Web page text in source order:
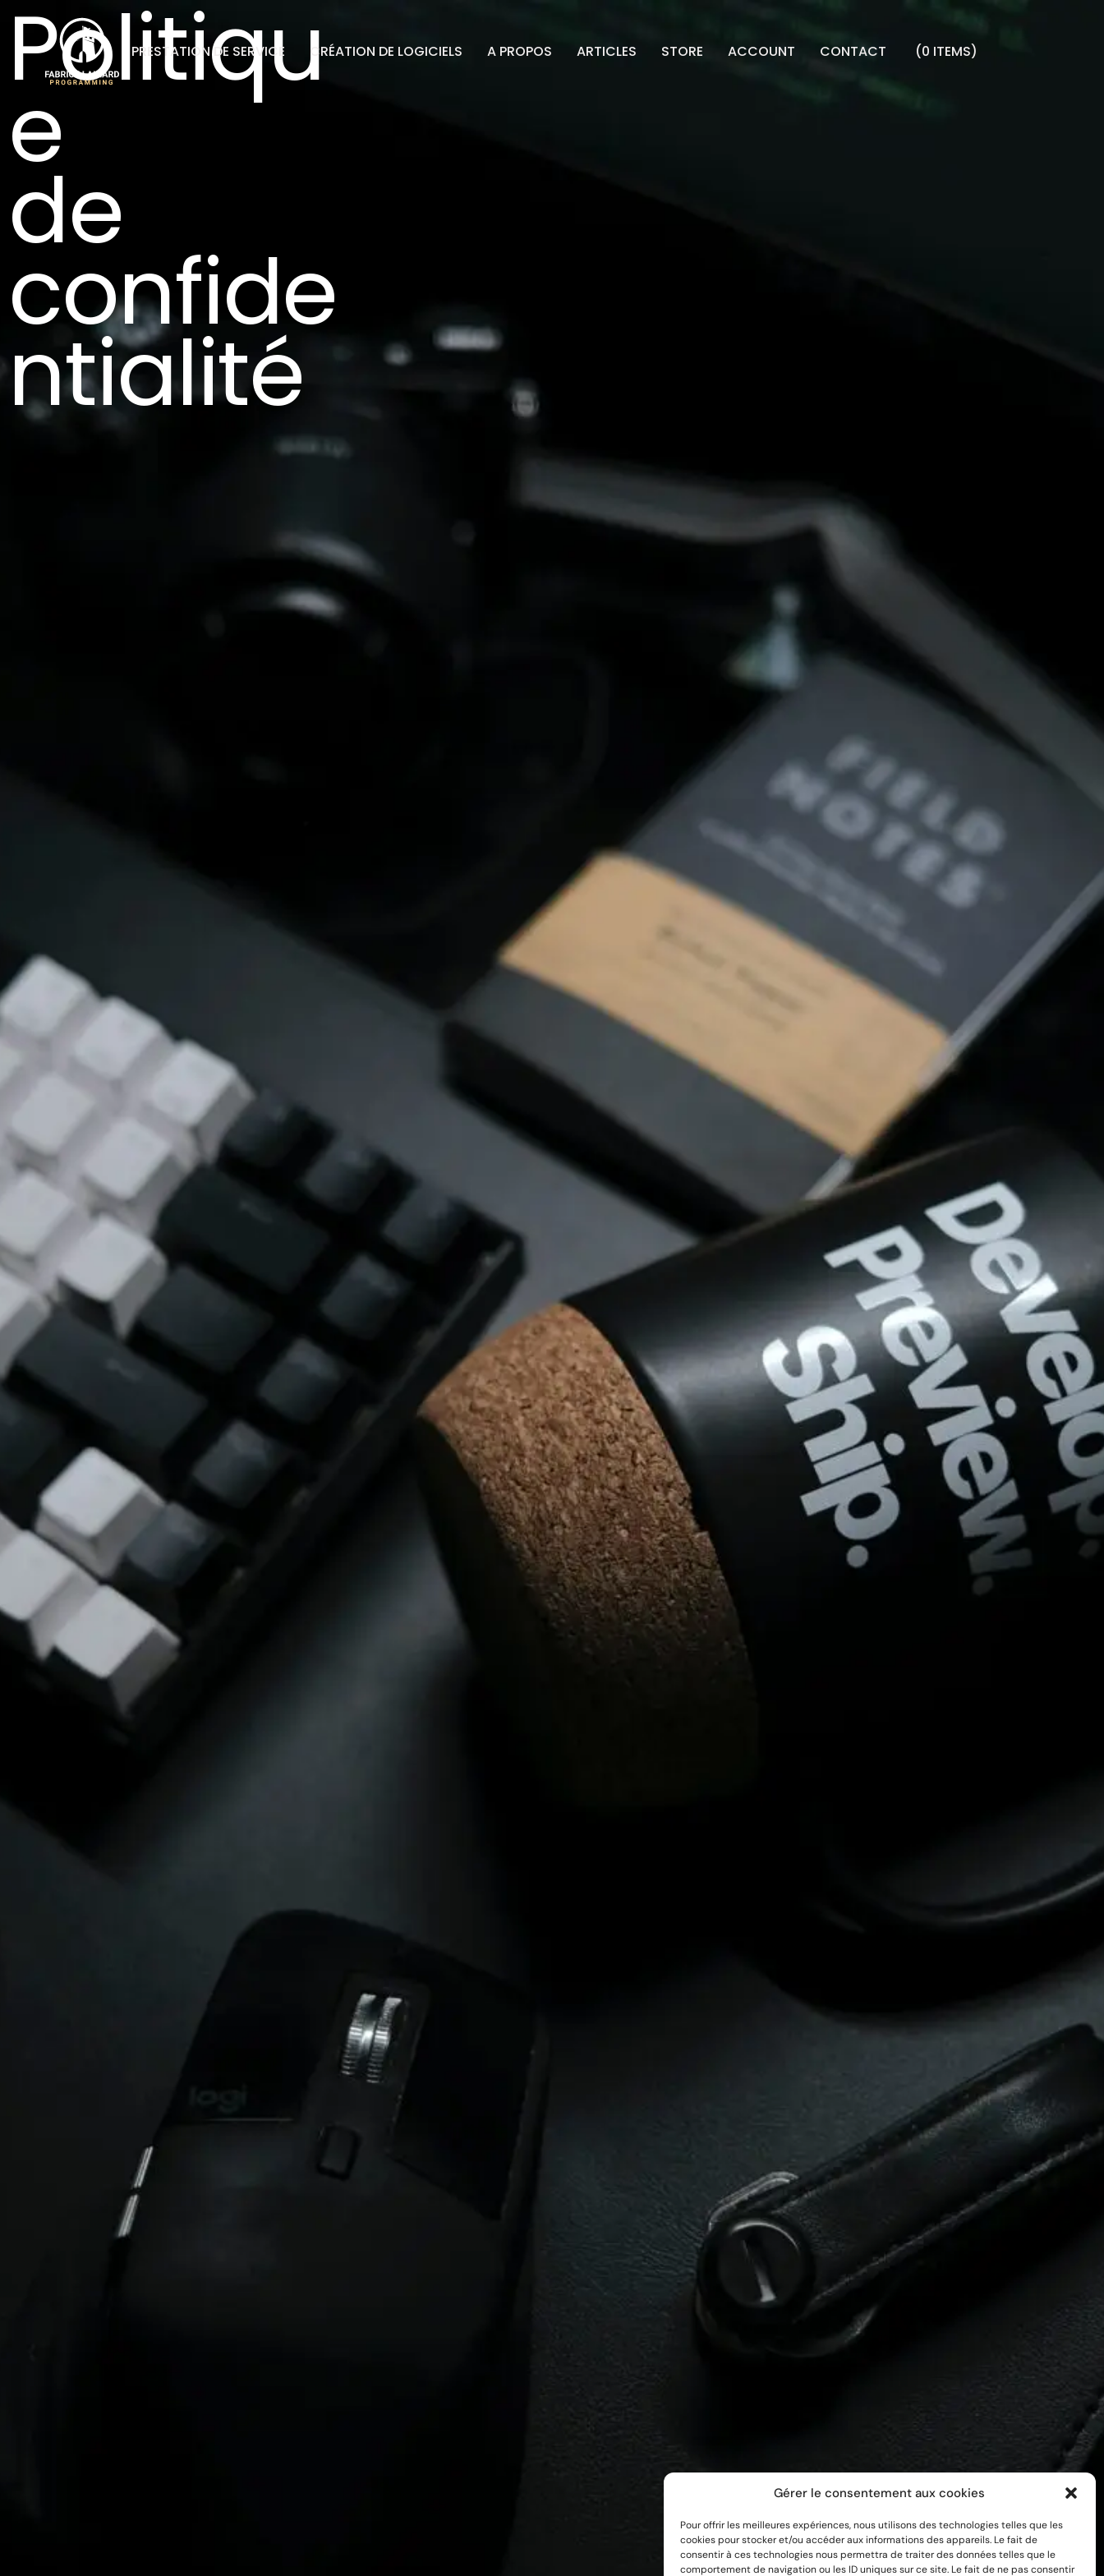
Gérer le consentement aux cookies
Pour offrir les meilleures expériences, nous utilisons des technologies telles que les
cookies pour stocker et/ou accéder aux informations des appareils. Le fait de
consentir à ces technologies nous permettra de traiter des données telles que le
comportement de navigation ou les ID uniques sur ce site. Le fait de ne pas consentir
PRESTATION DE SERVICE CRÉATION DE LOGICIELS A PROPOS ARTICLES STORE ACCOUNT CONTACT (0 ITEMS)
Politiqu
e
de
confide
ntialité